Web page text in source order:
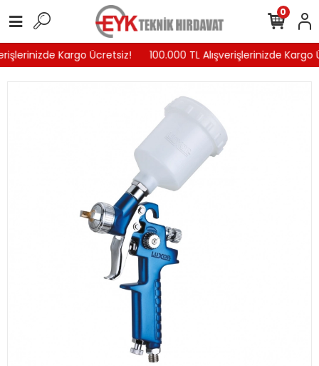
Kargo Ücretsiz! 100.000 TL Alışverişlerinizde Kargo
0